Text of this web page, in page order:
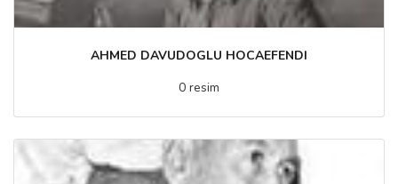
AHMED DAVUDOGLU HOCAEFENDI
0 resim